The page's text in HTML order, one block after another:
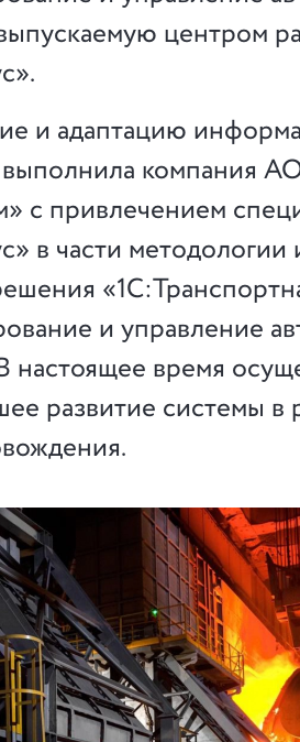
центром
и адаптацию
компания
с привлечением
в части
и управление
время
развитие системы в